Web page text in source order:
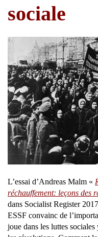
sociale
L’essai d’Andreas Malm «
réchauffement: leçons des
dans Socialist Register
ESSF convainc de
joue dans les luttes